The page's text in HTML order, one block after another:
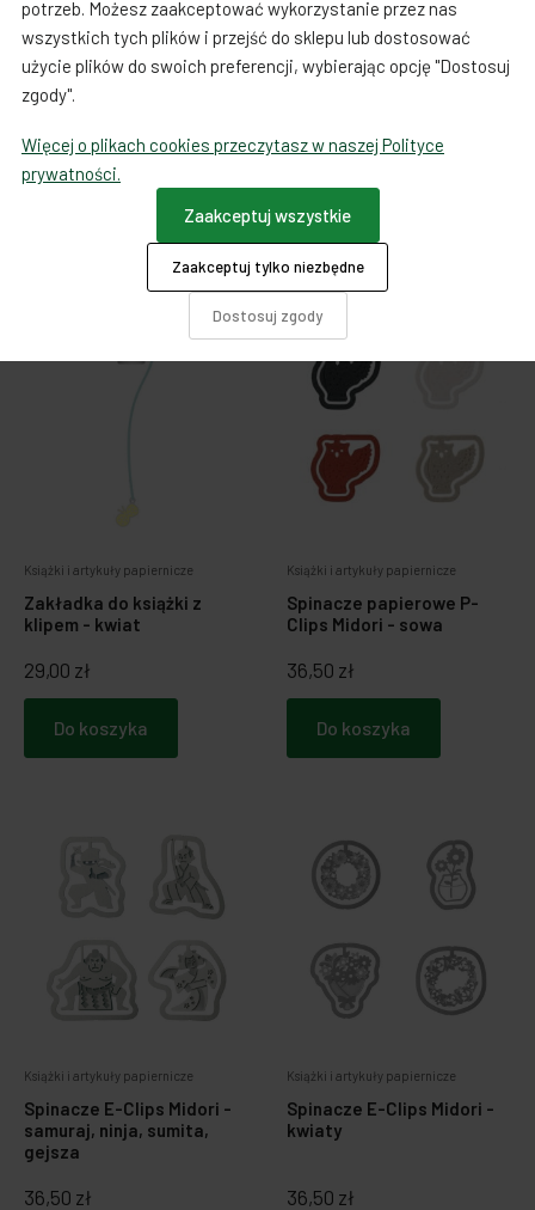
Książki i artykuły papiernicze
Zakładka do książki z
29,00 zł
Książki i artykuły papiernicze
Do koszyka
Książki i artykuły papiernicze
Zakładka do książki z
klipem - kwiat
29,00 zł
Do koszyka
Książki i artykuły papiernicze
Spinacze papierowe P-
Clips Midori - sowa
36,50 zł
Do koszyka
Książki i artykuły papiernicze
Spinacze E-Clips Midori -
samuraj, ninja, sumita,
gejsza
36,50 zł
Książki i artykuły papiernicze
Spinacze E-Clips Midori -
kwiaty
36,50 zł
potrzeb. Możesz zaakceptować wykorzystanie przez nas
wszystkich tych plików i przejść do sklepu lub dostosować
użycie plików do swoich preferencji, wybierając opcję "Dostosuj
zgody".
Więcej o plikach cookies przeczytasz w naszej Polityce
prywatności.
Dostosuj zgody
Zaakceptuj tylko niezbędne
Zaakceptuj wszystkie